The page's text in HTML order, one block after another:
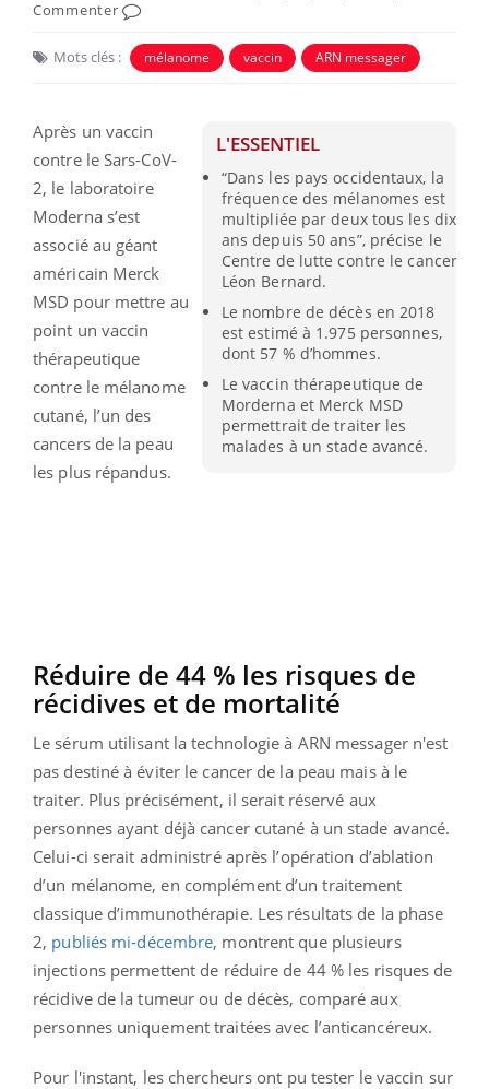
Commenter
Mots clés : mélanome vaccin ARN messager
L'ESSENTIEL
“Dans les pays occidentaux, la
fréquence des mélanomes est
multipliée par deux tous les dix
ans depuis 50 ans”, précise le
Centre de lutte contre le cancer
Léon Bernard.
Le nombre de décès en 2018
est estimé à 1.975 personnes,
dont 57 % d’hommes.
Le vaccin thérapeutique de
Morderna et Merck MSD
permettrait de traiter les
malades à un stade avancé.
Après un vaccin
contre le Sars-CoV-
2, le laboratoire
Moderna s’est
associé au géant
américain Merck
MSD pour mettre au
point un vaccin
thérapeutique
contre le mélanome
cutané, l’un des
cancers de la peau
les plus répandus.
Réduire de 44 % les risques de
récidives et de mortalité
Le sérum utilisant la technologie à ARN messager n'est
pas destiné à éviter le cancer de la peau mais à le
traiter. Plus précisément, il serait réservé aux
personnes ayant déjà cancer cutané à un stade avancé.
Celui-ci serait administré après l’opération d’ablation
d’un mélanome, en complément d’un traitement
classique d’immunothérapie. Les résultats de la phase
2, publiés mi-décembre, montrent que plusieurs
injections permettent de réduire de 44 % les risques de
récidive de la tumeur ou de décès, comparé aux
personnes uniquement traitées avec l’anticancéreux.
Pour l'instant, les chercheurs ont pu tester le vaccin sur